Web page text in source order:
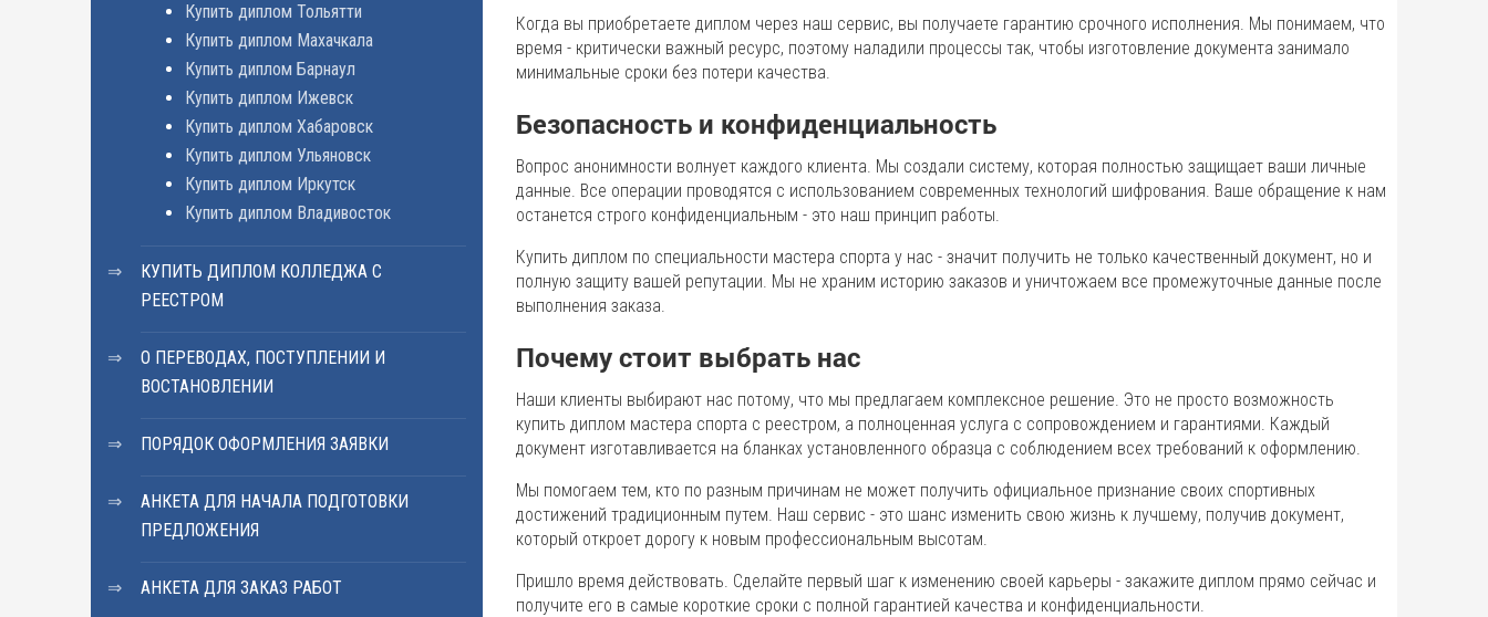
Купить диплом Тольятти
Купить диплом Махачкала
Купить диплом Барнаул
Купить диплом Ижевск
Купить диплом Хабаровск
Купить диплом Ульяновск
Купить диплом Иркутск
Купить диплом Владивосток
КУПИТЬ ДИПЛОМ КОЛЛЕДЖА С
РЕЕСТРОМ
О ПЕРЕВОДАХ, ПОСТУПЛЕНИИ И
ВОСТАНОВЛЕНИИ
ПОРЯДОК ОФОРМЛЕНИЯ ЗАЯВКИ
АНКЕТА ДЛЯ НАЧАЛА ПОДГОТОВКИ
ПРЕДЛОЖЕНИЯ
АНКЕТА ДЛЯ ЗАКАЗ РАБОТ
Когда вы приобретаете диплом через наш сервис, вы получаете гарантию срочного исполнения. Мы понимаем, что
время - критически важный ресурс, поэтому наладили процессы так, чтобы изготовление документа занимало
минимальные сроки без потери качества.
Безопасность и конфиденциальность
Вопрос анонимности волнует каждого клиента. Мы создали систему, которая полностью защищает ваши личные
данные. Все операции проводятся с использованием современных технологий шифрования. Ваше обращение к нам
останется строго конфиденциальным - это наш принцип работы.
Купить диплом по специальности мастера спорта у нас - значит получить не только качественный документ, но и
полную защиту вашей репутации. Мы не храним историю заказов и уничтожаем все промежуточные данные после
выполнения заказа.
Почему стоит выбрать нас
Наши клиенты выбирают нас потому, что мы предлагаем комплексное решение. Это не просто возможность
купить диплом мастера спорта с реестром, а полноценная услуга с сопровождением и гарантиями. Каждый
документ изготавливается на бланках установленного образца с соблюдением всех требований к оформлению.
Мы помогаем тем, кто по разным причинам не может получить официальное признание своих спортивных
достижений традиционным путем. Наш сервис - это шанс изменить свою жизнь к лучшему, получив документ,
который откроет дорогу к новым профессиональным высотам.
Пришло время действовать. Сделайте первый шаг к изменению своей карьеры - закажите диплом прямо сейчас и
получите его в самые короткие сроки с полной гарантией качества и конфиденциальности.